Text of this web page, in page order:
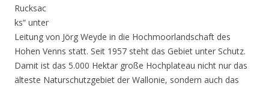
Rucksac
ks“ unter
Leitung von Jörg Weyde in die Hochmoorlandschaft des
Hohen Venns statt. Seit 1957 steht das Gebiet unter Schutz.
Damit ist das 5.000 Hektar große Hochplateau nicht nur das
älteste Naturschutzgebiet der Wallonie, sondern auch das